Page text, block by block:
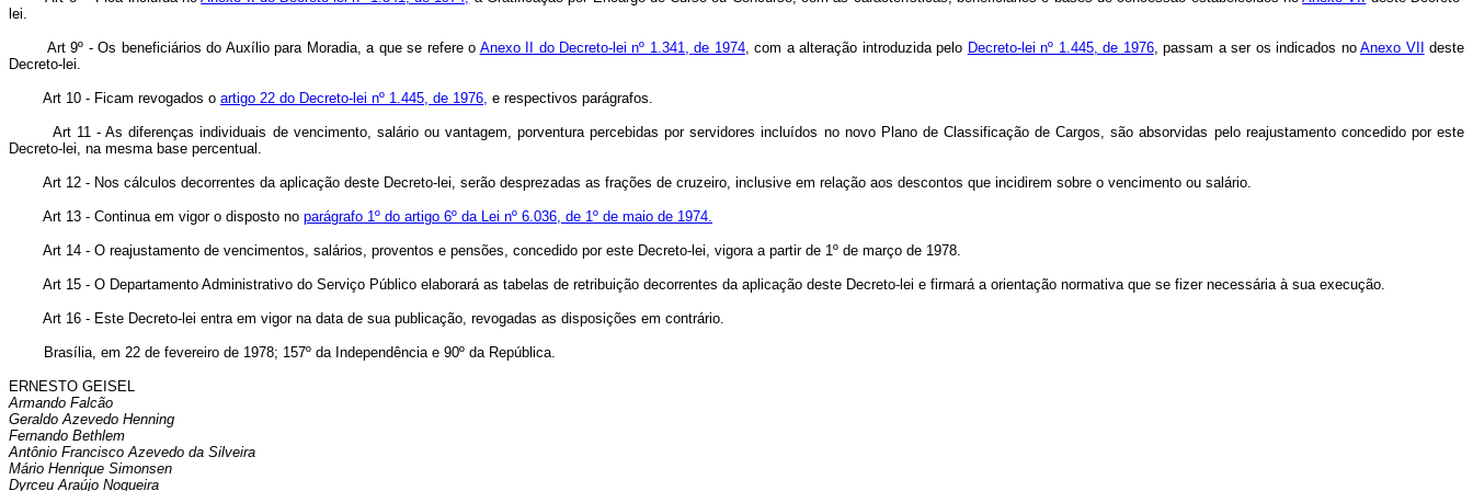
lei.
Art 9º - Os beneficiários do Auxílio para Moradia, a que se refere o Anexo II do Decreto-lei nº 1.341, de 1974, com a alteração introduzida pelo Decreto-lei nº 1.445, de 1976, passam a ser os indicados noAnexo VII
deste
Decreto-lei.
Art 10 - Ficam revogados o artigo 22 do Decreto-lei nº 1.445, de 1976, e respectivos parágrafos.
Art 11 - As diferenças individuais de vencimento, salário ou vantagem, porventura percebidas por servidores incluídos no novo Plano de Classificação de Cargos, são absorvidas pelo reajustamento concedido por este
Decreto-lei, na mesma base percentual.
Art 12 - Nos cálculos decorrentes da aplicação deste Decreto-lei, serão desprezadas as frações de cruzeiro, inclusive em relação aos descontos que incidirem sobre o vencimento ou salário.
Art 13 - Continua em vigor o disposto no parágrafo 1º do artigo 6º da Lei nº 6.036, de 1º de maio de 1974.
Art 14 - O reajustamento de vencimentos, salários, proventos e pensões, concedido por este Decreto-lei, vigora a partir de 1º de março de 1978.
Art 15 - O Departamento Administrativo do Serviço Público elaborará as tabelas de retribuição decorrentes da aplicação deste Decreto-lei e firmará a orientação normativa que se fizer necessária à sua execução.
Art 16 - Este Decreto-lei entra em vigor na data de sua publicação, revogadas as disposições em contrário.
Brasília, em 22 de fevereiro de 1978; 157º da Independência e 90º da República.
ERNESTO GEISEL
Armando Falcão
Geraldo Azevedo Henning
Fernando Bethlem
Antônio Francisco Azevedo da Silveira
Mário Henrique Simonsen
Dyrceu Araújo Nogueira